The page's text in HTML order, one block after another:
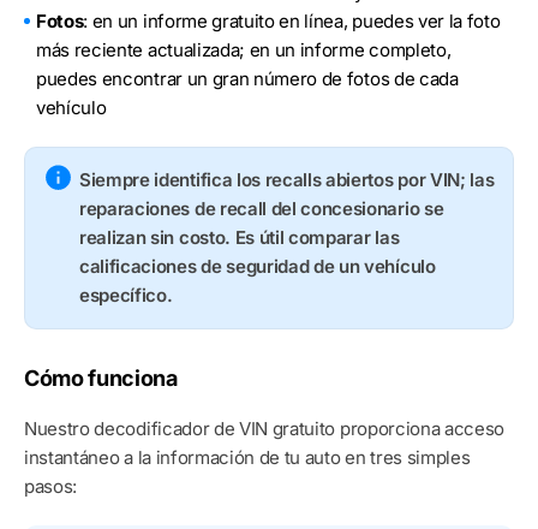
Fotos: en un informe gratuito en línea, puedes ver la foto
más reciente actualizada; en un informe completo,
puedes encontrar un gran número de fotos de cada
vehículo
Siempre identifica los recalls abiertos por VIN; las
reparaciones de recall del concesionario se
realizan sin costo. Es útil comparar las
calificaciones de seguridad de un vehículo
específico.
Cómo funciona
Nuestro decodificador de VIN gratuito proporciona acceso
instantáneo a la información de tu auto en tres simples
pasos: